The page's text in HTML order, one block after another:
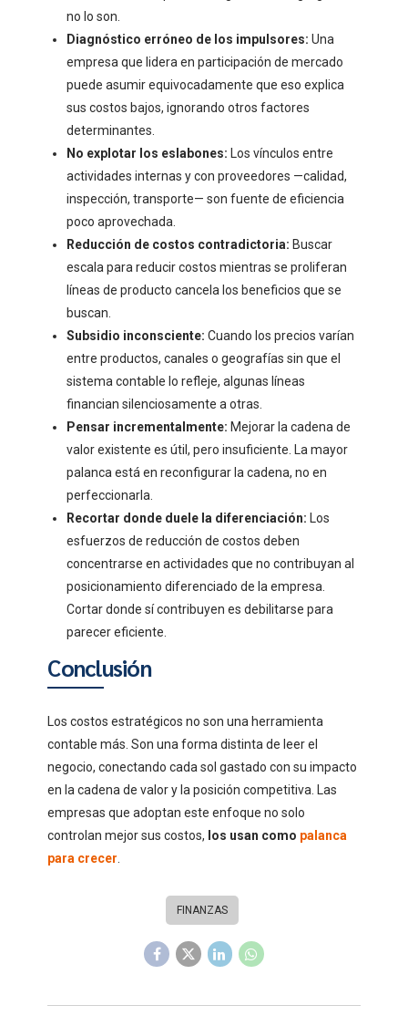
no lo son.
Diagnóstico erróneo de los impulsores: Una
empresa que lidera en participación de mercado
puede asumir equivocadamente que eso explica
sus costos bajos, ignorando otros factores
determinantes.
No explotar los eslabones: Los vínculos entre
actividades internas y con proveedores —calidad,
inspección, transporte— son fuente de eficiencia
poco aprovechada.
Reducción de costos contradictoria: Buscar
escala para reducir costos mientras se proliferan
líneas de producto cancela los beneficios que se
buscan.
Subsidio inconsciente: Cuando los precios varían
entre productos, canales o geografías sin que el
sistema contable lo refleje, algunas líneas
financian silenciosamente a otras.
Pensar incrementalmente: Mejorar la cadena de
valor existente es útil, pero insuficiente. La mayor
palanca está en reconfigurar la cadena, no en
perfeccionarla.
Recortar donde duele la diferenciación: Los
esfuerzos de reducción de costos deben
concentrarse en actividades que no contribuyan al
posicionamiento diferenciado de la empresa.
Cortar donde sí contribuyen es debilitarse para
parecer eficiente.
Conclusión
Los costos estratégicos no son una herramienta
contable más. Son una forma distinta de leer el
negocio, conectando cada sol gastado con su impacto
en la cadena de valor y la posición competitiva. Las
empresas que adoptan este enfoque no solo
controlan mejor sus costos, los usan como palanca
para crecer.
FINANZAS